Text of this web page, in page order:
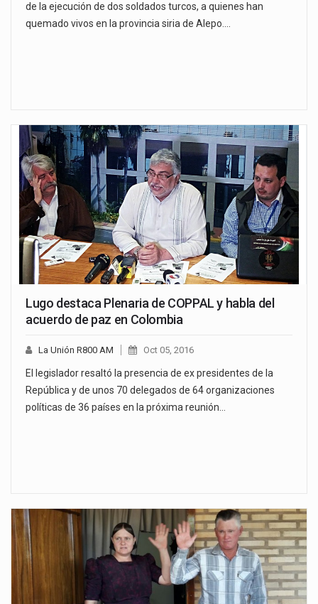
de la ejecución de dos soldados turcos, a quienes han
quemado vivos en la provincia siria de Alepo.…
Lugo destaca Plenaria de COPPAL y habla del
acuerdo de paz en Colombia
La Unión R800 AM Oct 05, 2016
El legislador resaltó la presencia de ex presidentes de la
República y de unos 70 delegados de 64 organizaciones
políticas de 36 países en la próxima reunión…